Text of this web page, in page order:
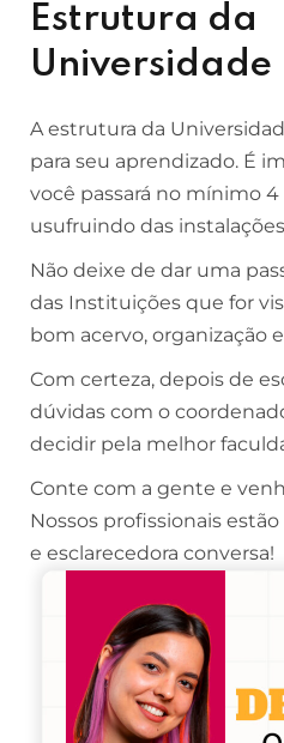
Estrutura da
Universidade
A estrutura da
para seu aprendizado. É
você passará no mínimo
usufruindo das
Não deixe de dar uma
das Instituições que for
bom acervo, organização
Com certeza, depois de
dúvidas com o
decidir pela melhor
Conte com a gente e
Nossos profissionais
e esclarecedora conversa!